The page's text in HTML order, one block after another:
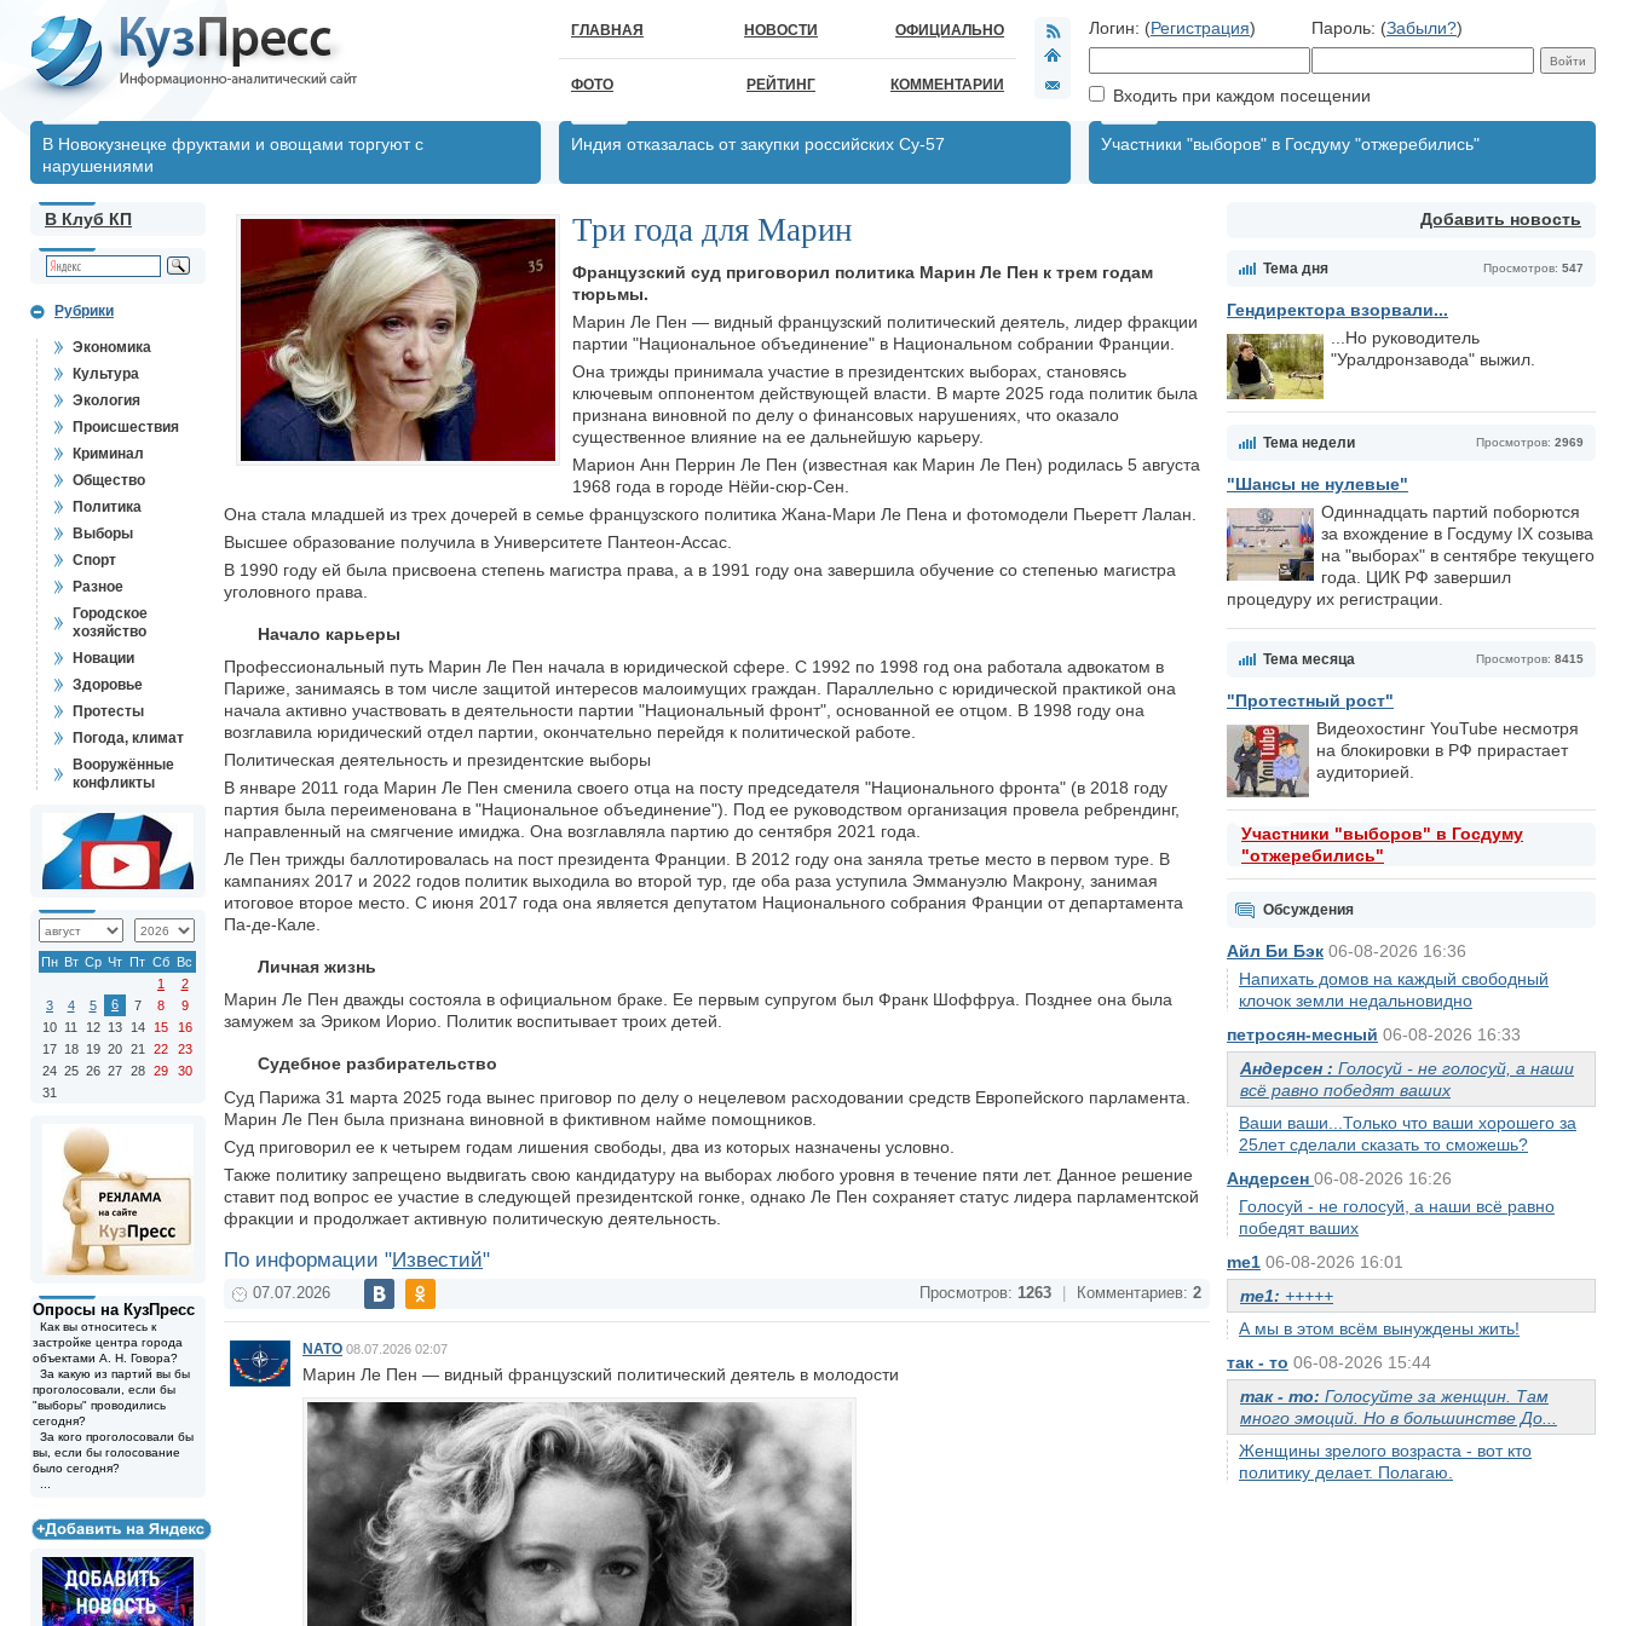
ГЛАВНАЯ НОВОСТИ ОФИЦИАЛЬНО
ФОТО РЕЙТИНГ КОММЕНТАРИИ
Логин: (Регистрация) Пароль: (Забыли?)
Входить при каждом посещении
В Новокузнецке фруктами и овощами торгуют с
нарушениями
Индия отказалась от закупки российских Су-57 Участники "выборов" в Госдуму "отжеребились"
Добавить новость
Просмотров: 547
Тема дня
Гендиректора взорвали...
...Но руководитель
"Уралдронзавода" выжил.
Просмотров: 2969
Тема недели
"Шансы не нулевые"
Одиннадцать партий поборются
за вхождение в Госдуму IX созыва
на "выборах" в сентябре текущего
года. ЦИК РФ завершил
процедуру их регистрации.
Просмотров: 8415
Тема месяца
"Протестный рост"
Видеохостинг YouTube несмотря
на блокировки в РФ прирастает
аудиторией.
Участники "выборов" в Госдуму
"отжеребились"
Обсуждения
Айл Би Бэк 06-08-2026 16:36
Напихать домов на каждый свободный
клочок земли недальновидно
петросян-месный 06-08-2026 16:33
Андерсен : Голосуй - не голосуй, а наши
всё равно победят ваших
Ваши ваши...Только что ваши хорошего за
25лет сделали сказать то сможешь?
Андерсен 06-08-2026 16:26
Голосуй - не голосуй, а наши всё равно
победят ваших
me1 06-08-2026 16:01
me1: +++++
А мы в этом всём вынуждены жить!
так - то 06-08-2026 15:44
так - то: Голосуйте за женщин. Там
много эмоций. Но в большинстве До...
Женщины зрелого возраста - вот кто
политику делает. Полагаю.
В Клуб КП
Рубрики
Экономика
Культура
Экология
Происшествия
Криминал
Общество
Политика
Выборы
Спорт
Разное
Городское
хозяйство
Новации
Здоровье
Протесты
Погода, климат
Вооружённые
конфликты
Пн Вт Ср Чт Пт Сб Вс
1
2
3
4 5 6 7 8
9
10 11 12 13 14 15
16
17 18 19 20 21 22
23
24 25 26 27 28 29
30
31
Опросы на КузПресс
Как вы относитесь к
застройке центра города
объектами А. Н. Говора?
За какую из партий вы бы
проголосовали, если бы
"выборы" проводились
сегодня?
За кого проголосовали бы
вы, если бы голосование
было сегодня?
Три года для Марин
Французский суд приговорил политика Марин Ле Пен к трем годам
тюрьмы.
Марин Ле Пен — видный французский политический деятель, лидер фракции
партии "Национальное объединение" в Национальном собрании Франции.
Она трижды принимала участие в президентских выборах, становясь
ключевым оппонентом действующей власти. В марте 2025 года политик была
признана виновной по делу о финансовых нарушениях, что оказало
существенное влияние на ее дальнейшую карьеру.
Марион Анн Перрин Ле Пен (известная как Марин Ле Пен) родилась 5 августа
1968 года в городе Нёйи-сюр-Сен.
Она стала младшей из трех дочерей в семье французского политика Жана-Мари Ле Пена и фотомодели Пьеретт Лалан.
Высшее образование получила в Университете Пантеон-Ассас.
В 1990 году ей была присвоена степень магистра права, а в 1991 году она завершила обучение со степенью магистра
уголовного права.
Начало карьеры
Профессиональный путь Марин Ле Пен начала в юридической сфере. С 1992 по 1998 год она работала адвокатом в
Париже, занимаясь в том числе защитой интересов малоимущих граждан. Параллельно с юридической практикой она
начала активно участвовать в деятельности партии "Национальный фронт", основанной ее отцом. В 1998 году она
возглавила юридический отдел партии, окончательно перейдя к политической работе.
Политическая деятельность и президентские выборы
В январе 2011 года Марин Ле Пен сменила своего отца на посту председателя "Национального фронта" (в 2018 году
партия была переименована в "Национальное объединение"). Под ее руководством организация провела ребрендинг,
направленный на смягчение имиджа. Она возглавляла партию до сентября 2021 года.
Ле Пен трижды баллотировалась на пост президента Франции. В 2012 году она заняла третье место в первом туре. В
кампаниях 2017 и 2022 годов политик выходила во второй тур, где оба раза уступила Эммануэлю Макрону, занимая
итоговое второе место. С июня 2017 года она является депутатом Национального собрания Франции от департамента
Па-де-Кале.
Личная жизнь
Марин Ле Пен дважды состояла в официальном браке. Ее первым супругом был Франк Шоффруа. Позднее она была
замужем за Эриком Иорио. Политик воспитывает троих детей.
Судебное разбирательство
Суд Парижа 31 марта 2025 года вынес приговор по делу о нецелевом расходовании средств Европейского парламента.
Марин Ле Пен была признана виновной в фиктивном найме помощников.
Суд приговорил ее к четырем годам лишения свободы, два из которых назначены условно.
Также политику запрещено выдвигать свою кандидатуру на выборах любого уровня в течение пяти лет. Данное решение
ставит под вопрос ее участие в следующей президентской гонке, однако Ле Пен сохраняет статус лидера парламентской
фракции и продолжает активную политическую деятельность.
По информации "Известий"
07.07.2026 Просмотров: 1263 Комментариев: 2
NATO 08.07.2026 02:07
Марин Ле Пен — видный французский политический деятель в молодости